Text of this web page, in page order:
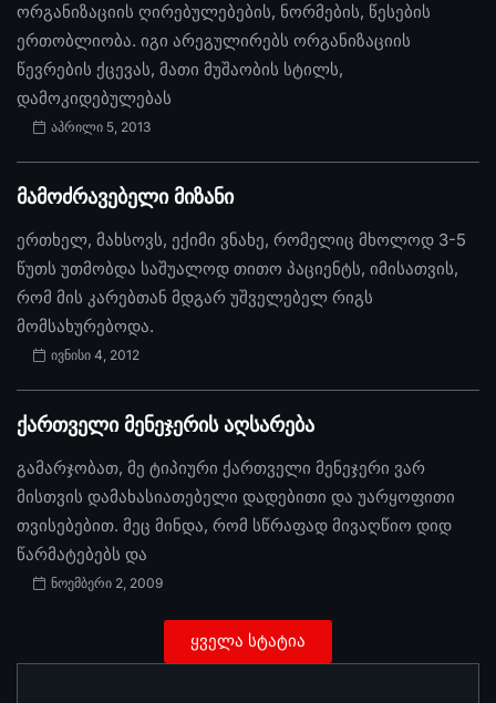
ორგანიზაციის ღირებულებების, ნორმების, წესების
ერთობლიობა. იგი არეგულირებს ორგანიზაციის
წევრების ქცევას, მათი მუშაობის სტილს,
დამოკიდებულებას
აპრილი 5, 2013
მამოძრავებელი მიზანი
ერთხელ, მახსოვს, ექიმი ვნახე, რომელიც მხოლოდ 3-5
წუთს უთმობდა საშუალოდ თითო პაციენტს, იმისათვის,
რომ მის კარებთან მდგარ უშველებელ რიგს
მომსახურებოდა.
ივნისი 4, 2012
ქართველი მენეჯერის აღსარება
გამარჯობათ, მე ტიპიური ქართველი მენეჯერი ვარ
მისთვის დამახასიათებელი დადებითი და უარყოფითი
თვისებებით. მეც მინდა, რომ სწრაფად მივაღწიო დიდ
წარმატებებს და
ნოემბერი 2, 2009
ყველა სტატია